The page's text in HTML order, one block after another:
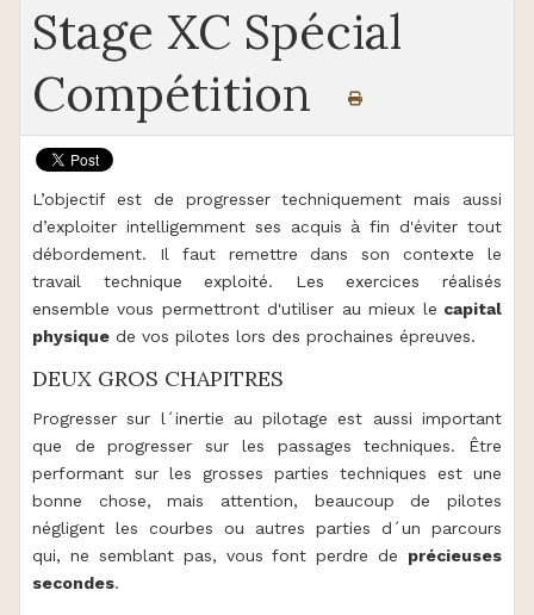
Stage XC Spécial
Compétition
L’objectif est de progresser techniquement mais aussi
d’exploiter intelligemment ses acquis à fin d'éviter tout
débordement. Il faut remettre dans son contexte le
travail technique exploité. Les exercices réalisés
ensemble vous permettront d'utiliser au mieux le capital
physique de vos pilotes lors des prochaines épreuves.
DEUX GROS CHAPITRES
Progresser sur l´inertie au pilotage est aussi important
que de progresser sur les passages techniques. Être
performant sur les grosses parties techniques est une
bonne chose, mais attention, beaucoup de pilotes
négligent les courbes ou autres parties d´un parcours
qui, ne semblant pas, vous font perdre de précieuses
secondes.